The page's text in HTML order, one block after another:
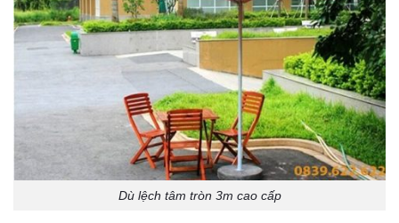
Dù lệch tâm tròn 3m cao cấp